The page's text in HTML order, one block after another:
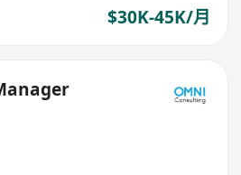
$30K-45K/月